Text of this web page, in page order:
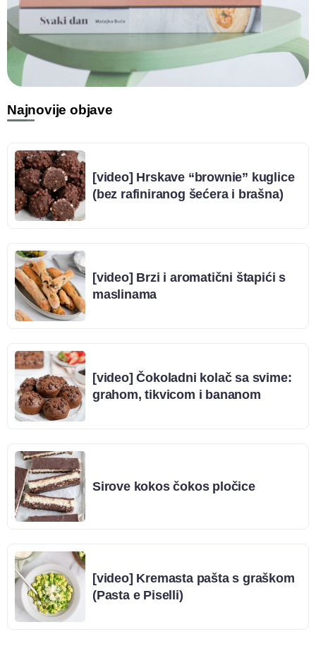
Najnovije objave
[video] Hrskave “brownie” kuglice
(bez rafiniranog šećera i brašna)
[video] Brzi i aromatični štapići s
maslinama
[video] Čokoladni kolač sa svime:
grahom, tikvicom i bananom
Sirove kokos čokos pločice
[video] Kremasta pašta s graškom
(Pasta e Piselli)